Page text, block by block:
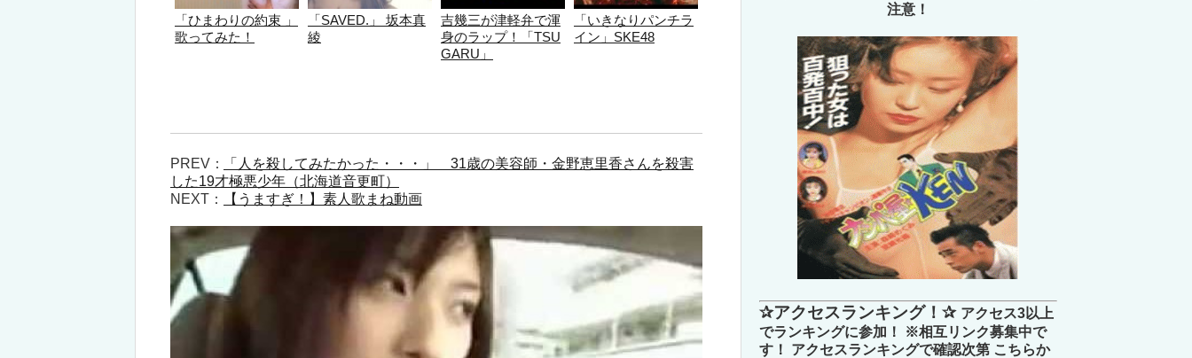
「ひまわりの約束 」
歌ってみた！
「SAVED.」 坂本真
綾
吉幾三が津軽弁で渾
身のラップ！「TSU
GARU」
「いきなりパンチラ
イン」SKE48
PREV：
「人を殺してみたかった・・・」 31歳の美容師・金野恵里香さんを殺害
した19才極悪少年（北海道音更町）
NEXT：
【うますぎ！】素人歌まね動画
注意！
✰アクセスランキング！✰ アクセス3以上
でランキングに参加！ ※相互リンク募集中で
す！ アクセスランキングで確認次第 こちらか